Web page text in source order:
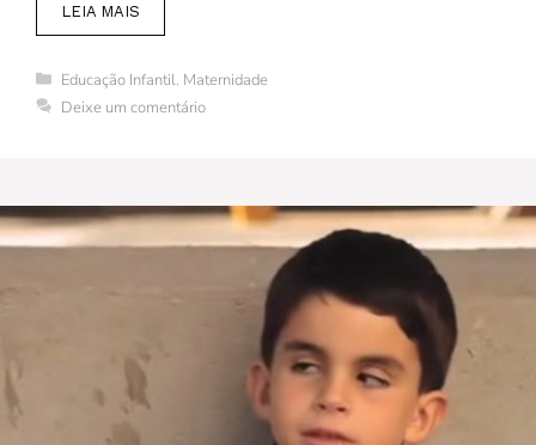
LEIA MAIS
Categorias
Educação Infantil, Maternidade
Deixe um comentário